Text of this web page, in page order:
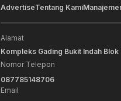
AdvertiseTentang Kami
Alamat
Kompleks Gading Bukit Indah
Nomor Telepon
087785148706
Email